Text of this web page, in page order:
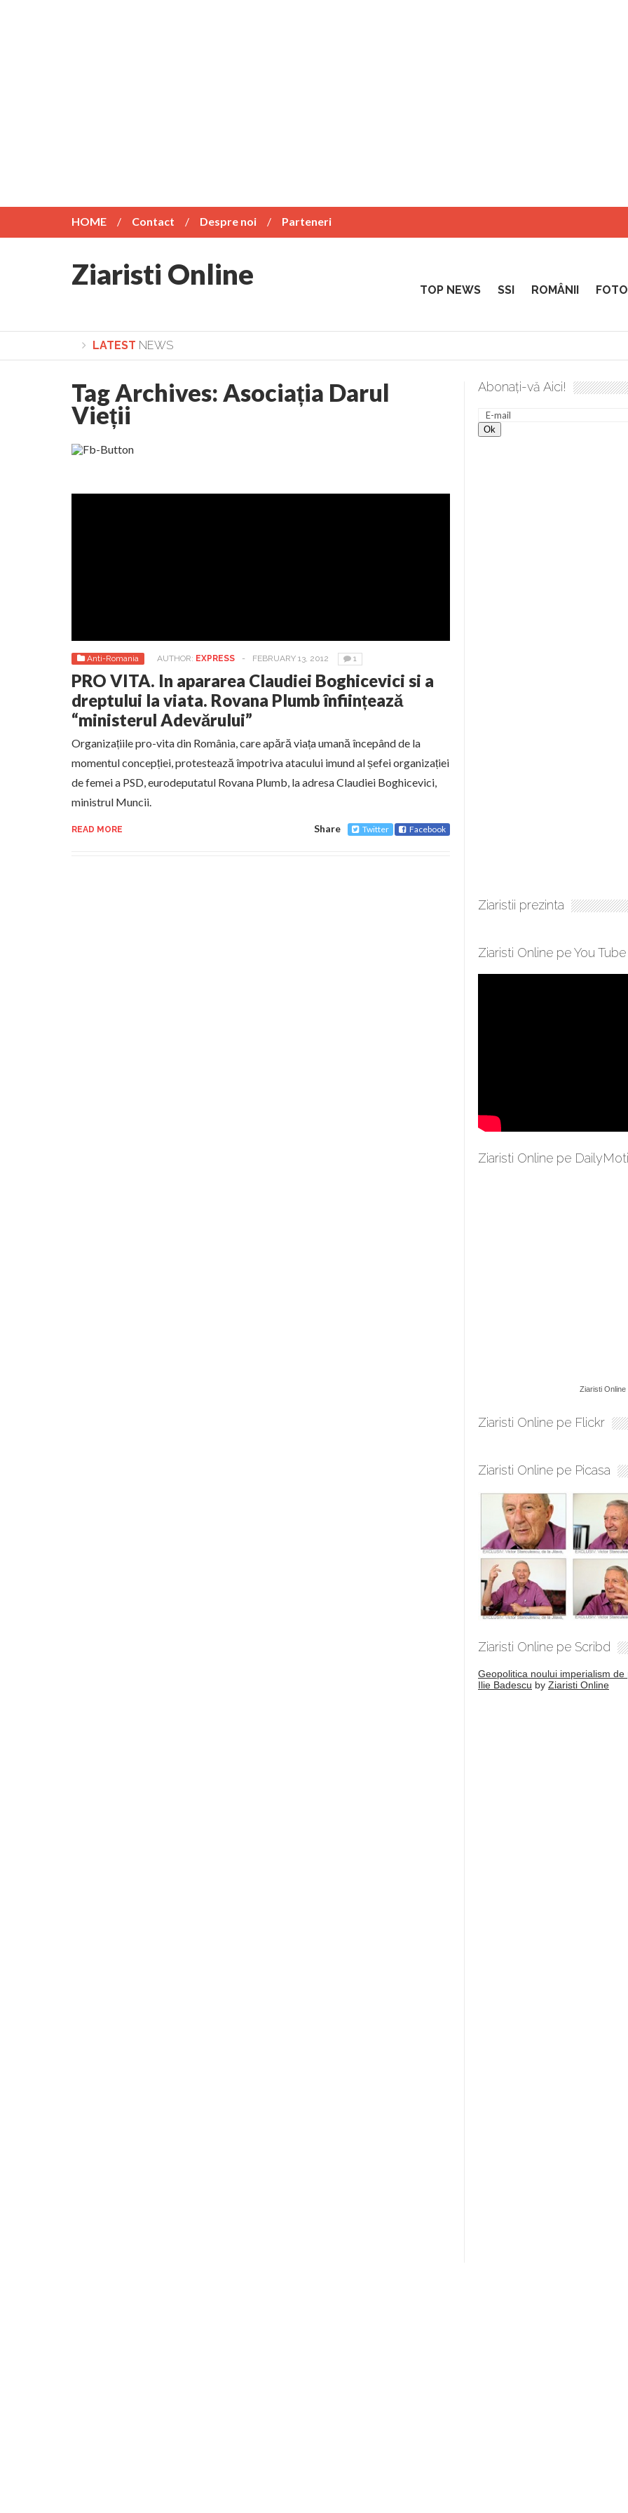
HOME Contact Despre noi Parteneri
Ziaristi Online TOP NEWS SSI ROMÂNII
LATEST NEWS
Lepădarea de sine și urmarea lui Hristos. Calea spre desăvârșire. Gând de duminică de Elena Solunca Moise
Tag Archives: Asociația Darul
Vieții
Anti-Romania AUTHOR: EXPRESS - FEBRUARY 13, 2012 1
PRO VITA. In apararea Claudiei Boghicevici si a
dreptului la viata. Rovana Plumb înființează
“ministerul Adevărului”
Organizațiile pro-vita din România, care apără viața umană începând de la
momentul concepției, protestează împotriva atacului imund al șefei organizației
de femei a PSD, eurodeputatul Rovana Plumb, la adresa Claudiei Boghicevici,
ministrul Muncii.
READ MORE Share Twitter Facebook
Abonați-vă Aici!
Ziaristii prezinta
Ziaristi Online pe You Tube
Ziaristi Online pe
Ziaristi Online
Ziaristi Online pe Flickr
Ziaristi Online pe Picasa
Ziaristi Online pe Scribd
Geopolitica noului imperialism de
Ilie Badescu by Ziaristi Online